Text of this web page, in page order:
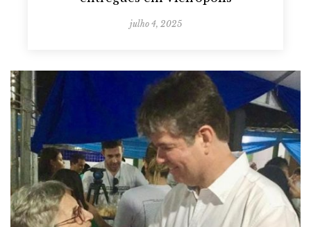
julho 4, 2025